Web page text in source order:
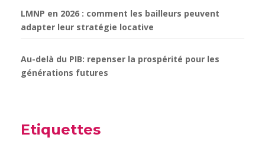
LMNP en 2026 : comment les bailleurs peuvent
adapter leur stratégie locative
Au-delà du PIB: repenser la prospérité pour les
générations futures
Etiquettes